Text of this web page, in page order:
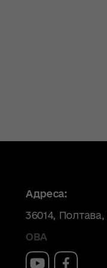
Адреса:
36014, Полтава,
ОВА